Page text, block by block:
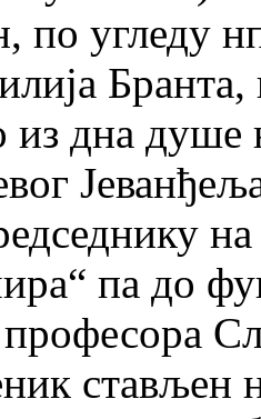
по угледу
из дна душе
па до
стављен